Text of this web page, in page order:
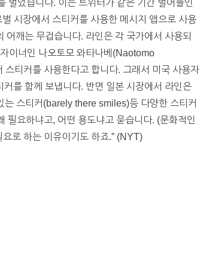
벌었습니다. 이는 트위터가 같은 기간 벌어들인
시장에서 스티커를 사용한 메시지 앱으로 사용
깨는 무겁습니다. 라인은 각 국가에서 사용되
이너인 나오토모 와타나베(Naotomo
티커를 사용한다고 합니다. 그래서 미국 사용자
를 함께 보냅니다. 반면 일본 시장에서 라인은
스티커(barely there smiles)등 다양한 스티커
필요하냐고, 어떤 용도냐고 묻습니다. (문화적인
로 하는 이유이기도 하죠.” (NYT)